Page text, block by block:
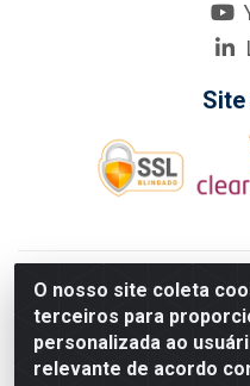
O nosso site coleta
terceiros para
personalizada ao
relevante de acordo
KarneKeijo Logistica
- Barro, Recife/PE,
Estados atendidos